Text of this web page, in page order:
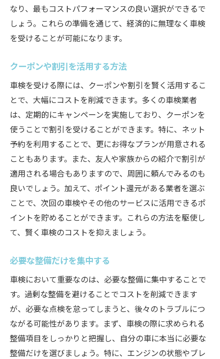
なり、最もコストパフォーマンスの良い選択ができるで
しょう。これらの準備を通じて、経済的に無理なく車検
を受けることが可能になります。
クーポンや割引を活用する方法
車検を受ける際には、クーポンや割引を賢く活用するこ
とで、大幅にコストを削減できます。多くの車検業者
は、定期的にキャンペーンを実施しており、クーポンを
使うことで割引を受けることができます。特に、ネット
予約を利用することで、更にお得なプランが用意される
こともあります。また、友人や家族からの紹介で割引が
適用される場合もありますので、周囲に頼んでみるのも
良いでしょう。加えて、ポイント還元がある業者を選ぶ
ことで、次回の車検やその他のサービスに活用できるポ
イントを貯めることができます。これらの方法を駆使し
て、賢く車検のコストを抑えましょう。
必要な整備だけを集中する
車検において重要なのは、必要な整備に集中することで
す。過剰な整備を避けることでコストを削減できます
が、必要な点検を怠ってしまうと、後々のトラブルにつ
ながる可能性があります。まず、車検の際に求められる
整備項目をしっかりと把握し、自分の車に本当に必要な
整備だけを選びましょう。特に、エンジンの状態やブレ